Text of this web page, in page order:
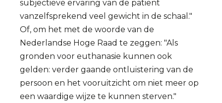
subjectieve ervaring van de patiënt
vanzelfsprekend veel gewicht in de schaal."
Of, om het met de woorde van de
Nederlandse Hoge Raad te zeggen: "Als
gronden voor euthanasie kunnen ook
gelden: verder gaande ontluistering van de
persoon en het vooruitzicht om niet meer op
een waardige wijze te kunnen sterven."